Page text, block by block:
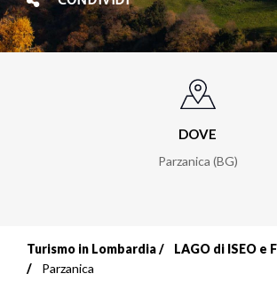
DOVE
Parzanica (BG)
Briciole
Turismo in Lombardia
LAGO di ISEO e
Parzanica